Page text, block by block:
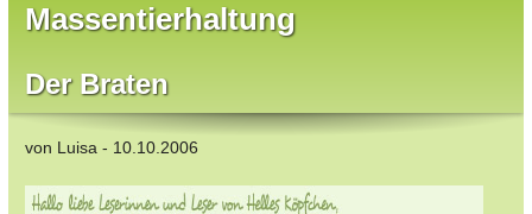
Massentierhaltung
Der Braten
von Luisa - 10.10.2006